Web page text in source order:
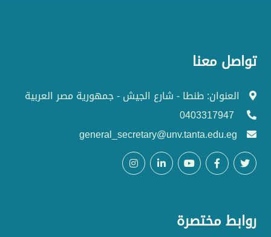
تواصل معنا
العنوان: طنطا - شارع الجيش - جمهورية مصر العربية
general_secretary@unv.tanta.edu.eg
روابط مختصرة